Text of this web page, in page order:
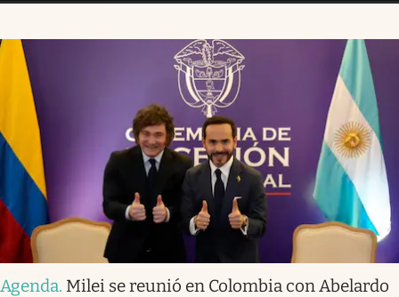
Agenda. Milei se reunió en Colombia con Abelardo